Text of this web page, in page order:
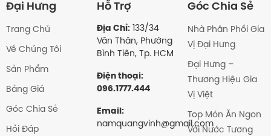
Đại Hưng
Trang Chủ
Về Chúng Tôi
Sản Phẩm
Bảng Giá
Góc Chia Sẻ
Hỏi Đáp
Hỗ Trợ
Địa Chỉ:133/34
Văn Thân, Phường
Bình Tiên, Tp. HCM
Điện thoại:
096.1777.444
Email:
namquangvinh@gmail.com
Góc Chia Sẻ
Nhà Phân Phối Gia
Vị Đại Hưng
Đại Hưng –
Thương Hiệu Gia
Vị Việt
Top Món Ăn Ngon
Với Nước Tương